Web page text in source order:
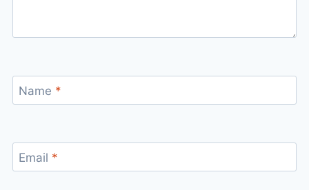
Name *
Email *